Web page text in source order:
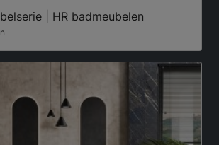
| HR badmeubelen